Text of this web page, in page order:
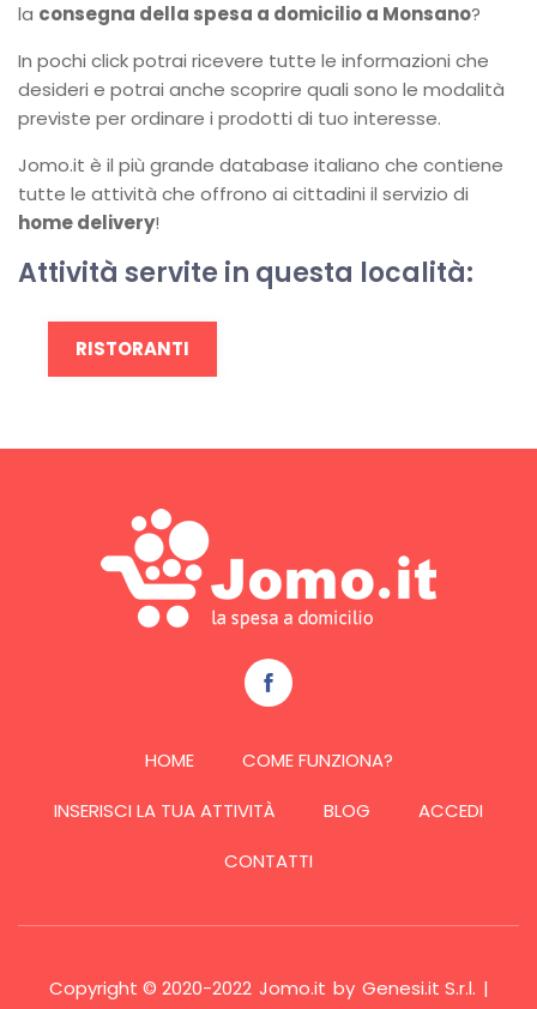
la consegna della spesa a domicilio a Monsano?
In pochi click potrai ricevere tutte le informazioni che
desideri e potrai anche scoprire quali sono le modalità
previste per ordinare i prodotti di tuo interesse.
Jomo.it è il più grande database italiano che contiene
tutte le attività che offrono ai cittadini il servizio di
home delivery!
Attività servite in questa località:
RISTORANTI
HOME
COME FUNZIONA?
INSERISCI LA TUA ATTIVITÀ
BLOG
ACCEDI
CONTATTI
Copyright © 2020-2022 Jomo.it by Genesi.it S.r.l. |